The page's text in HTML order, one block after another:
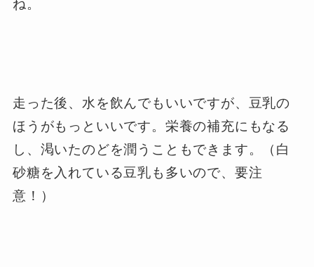
ね。
走った後、水を飲んでもいいですが、豆乳の
ほうがもっといいです。栄養の補充にもなる
し、渇いたのどを潤うこともできます。（白
砂糖を入れている豆乳も多いので、要注
意！）